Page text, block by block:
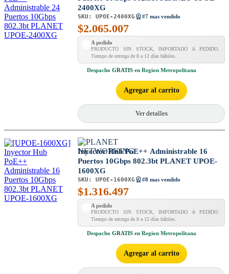
2400XG
SKU: UPOE-2400XG #7 mas vendido
$2.065.007
A pedido
PRODUCTO SIN STOCK, IMPORTADO A PEDIDO.
Tiempo de entrega de 8 a 12 días hábiles.
Despacho GRATIS en Region Metropolitana
Agregar al carrito
Ver detalles
Inyector Hub PoE++ Administrable 16
Puertos 10Gbps 802.3bt PLANET UPOE-
1600XG
SKU: UPOE-1600XG #8 mas vendido
$1.316.497
A pedido
PRODUCTO SIN STOCK, IMPORTADO A PEDIDO.
Tiempo de entrega de 8 a 12 días hábiles.
Despacho GRATIS en Region Metropolitana
Agregar al carrito